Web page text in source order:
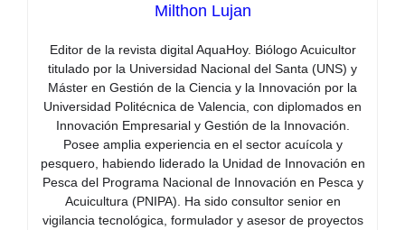
Milthon Lujan
Editor de la revista digital AquaHoy. Biólogo Acuicultor
titulado por la Universidad Nacional del Santa (UNS) y
Máster en Gestión de la Ciencia y la Innovación por la
Universidad Politécnica de Valencia, con diplomados en
Innovación Empresarial y Gestión de la Innovación.
Posee amplia experiencia en el sector acuícola y
pesquero, habiendo liderado la Unidad de Innovación en
Pesca del Programa Nacional de Innovación en Pesca y
Acuicultura (PNIPA). Ha sido consultor senior en
vigilancia tecnológica, formulador y asesor de proyectos